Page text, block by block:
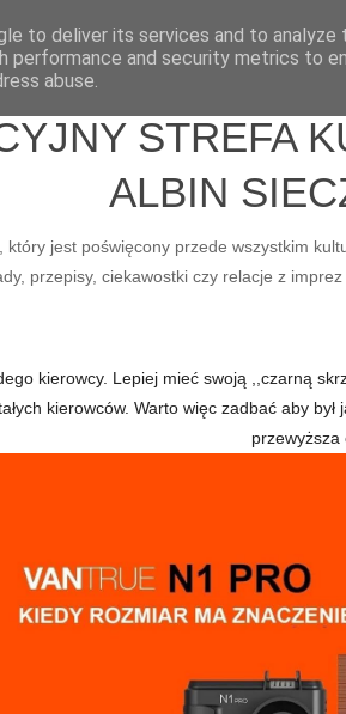
STREFA
ALBIN
który jest poświęcony przede wszystkim
przepisy, ciekawostki czy relacje z
kierowcy. Lepiej mieć swoją ,,czarną
kierowców. Warto więc zadbać aby
przewyższa
to deliver its services and to analyze
performance and security metrics to
abuse.